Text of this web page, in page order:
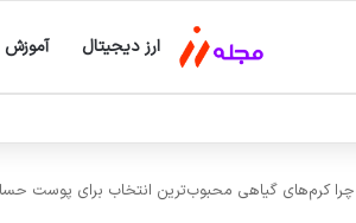
ارز دیجیتال آموزش
چرا کرم‌های گیاهی محبوب‌ترین انتخاب برای پوست